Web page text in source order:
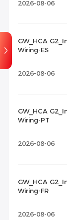
2026-08-06
GW_HCA
Wiring-ES
2026-08-06
GW_HCA
Wiring-PT
2026-08-06
GW_HCA
Wiring-FR
2026-08-06